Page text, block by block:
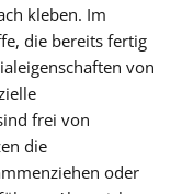
kleben. Im
die bereits fertig
von
frei von
die
oder